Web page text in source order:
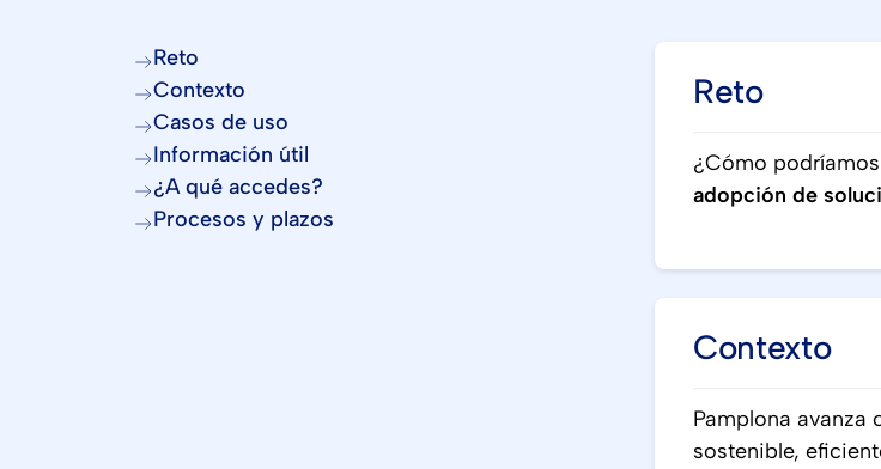
Reto
Contexto
Casos de uso
Información útil
¿A qué accedes?
Procesos y plazos
Reto
¿Cómo podríamos
adopción de
Contexto
Pamplona
sostenible,